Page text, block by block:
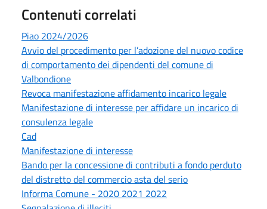
Contenuti correlati
Piao 2024/2026
Avvio del procedimento per l’adozione del nuovo codice
di comportamento dei dipendenti del comune di
Valbondione
Revoca manifestazione affidamento incarico legale
Manifestazione di interesse per affidare un incarico di
consulenza legale
Cad
Manifestazione di interesse
Bando per la concessione di contributi a fondo perduto
del distretto del commercio asta del serio
Informa Comune - 2020 2021 2022